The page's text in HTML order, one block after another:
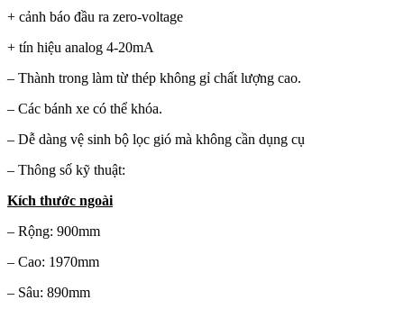
+ cảnh báo đầu ra zero-voltage
+ tín hiệu analog 4-20mA
– Thành trong làm từ thép không gỉ chất lượng cao.
– Các bánh xe có thể khóa.
– Dễ dàng vệ sinh bộ lọc gió mà không cần dụng cụ
– Thông số kỹ thuật:
Kích thước ngoài
– Rộng: 900mm
– Cao: 1970mm
– Sâu: 890mm